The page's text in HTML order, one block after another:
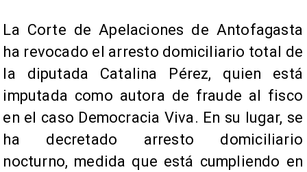
La Corte de Apelaciones de Antofagasta
ha revocado el arresto domiciliario total de
la diputada Catalina Pérez, quien está
imputada como autora de fraude al fisco
en el caso Democracia Viva. En su lugar, se
ha decretado arresto domiciliario
nocturno, medida que está cumpliendo en